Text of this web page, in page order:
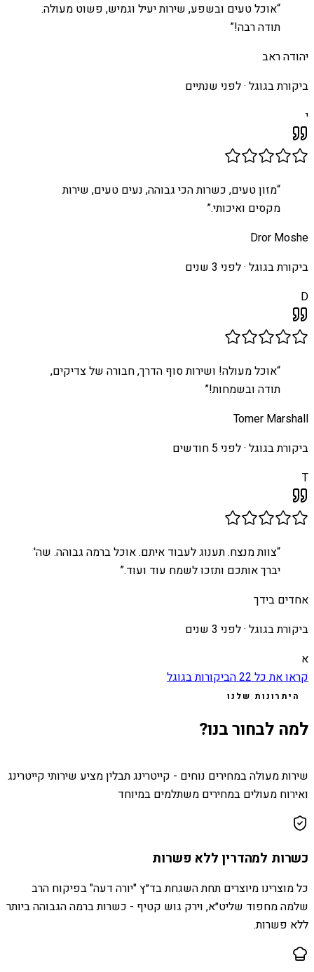
“אוכל טעים ובשפע, שירות יעיל וגמיש, פשוט מעולה.
תודה רבה!”
יהודה ראב
ביקורת בגוגל ·לפני שנתיים
י
“מזון טעים, כשרות הכי גבוהה, נעים טעים, שירות
מקסים ואיכותי.”
Dror Moshe
ביקורת בגוגל ·לפני 3 שנים
D
“אוכל מעולה! ושירות סוף הדרך, חבורה של צדיקים,
תודה ובשמחות!”
Tomer Marshall
ביקורת בגוגל ·לפני 5 חודשים
T
“צוות מנצח. תענוג לעבוד איתם. אוכל ברמה גבוהה. שה'
יברך אותכם ותזכו לשמח עוד ועוד.”
אחדים בידך
ביקורת בגוגל ·לפני 3 שנים
א
קראו את כל22הביקורות בגוגל
היתרונות שלנו
למה לבחור בנו?
שירות מעולה במחירים נוחים - קייטרינג תבלין מציע שירותי קייטרינג
ואירוח מעולים במחירים משתלמים במיוחד
כשרות למהדרין ללא פשרות
כל מוצרינו מיוצרים תחת השגחת בד״ץ "יורה דעה" בפיקוח הרב
שלמה מחפוד שליט״א, וירק גוש קטיף - כשרות ברמה הגבוהה ביותר
ללא פשרות.